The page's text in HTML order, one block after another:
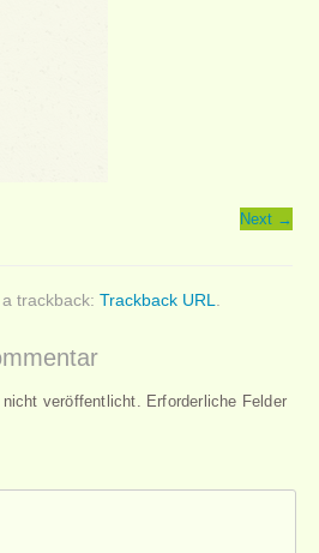
Next →
a trackback:Trackback URL
nicht veröffentlicht. Erforderliche Felder